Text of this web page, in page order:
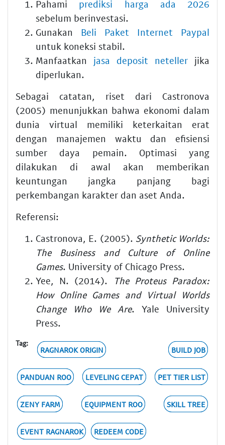
Pahami prediksi harga ada 2026
sebelum berinvestasi.
Gunakan Beli Paket Internet Paypal
untuk koneksi stabil.
Manfaatkan jasa deposit neteller jika
diperlukan.
Sebagai catatan, riset dari Castronova
(2005) menunjukkan bahwa ekonomi dalam
dunia virtual memiliki keterkaitan erat
dengan manajemen waktu dan efisiensi
sumber daya pemain. Optimasi yang
dilakukan di awal akan memberikan
keuntungan jangka panjang bagi
perkembangan karakter dan aset Anda.
Referensi:
Castronova, E. (2005). Synthetic Worlds:
The Business and Culture of Online
Games. University of Chicago Press.
Yee, N. (2014).
The Proteus Paradox:
How Online Games and Virtual Worlds
Change Who We Are. Yale University
Press.
Tag:
RAGNAROK ORIGIN BUILD JOB
PANDUAN ROO LEVELING CEPAT PET TIER LIST
ZENY FARM EQUIPMENT ROO SKILL TREE
EVENT RAGNAROK REDEEM CODE